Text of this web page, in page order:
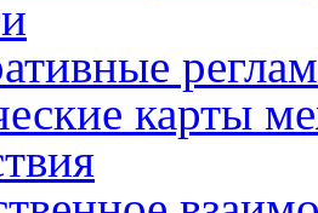
карты